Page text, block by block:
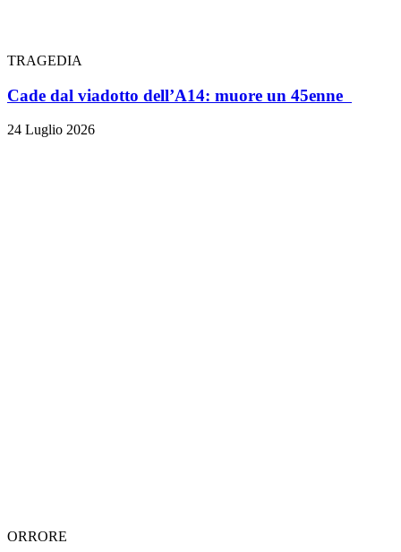
TRAGEDIA
Cade dal viadotto dell’A14: muore un 45enne
24 Luglio 2026
ORRORE